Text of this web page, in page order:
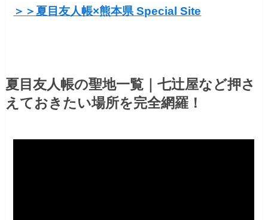
＞＞夏目友人帳×熊本県 Special Site
夏目友人帳の聖地一覧｜七辻屋など押さ
えておきたい場所を完全網羅！